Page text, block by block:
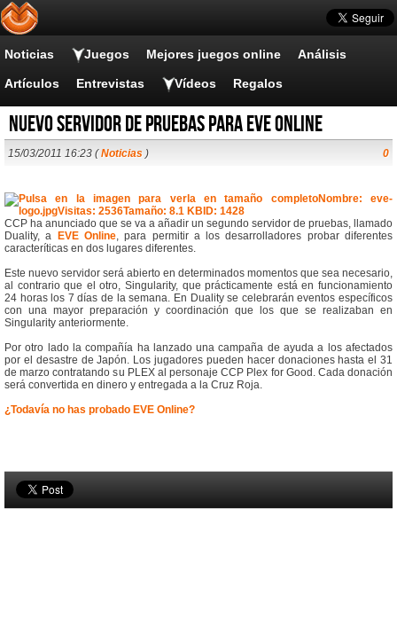
Noticias Juegos Mejores juegos online Análisis
Artículos Entrevistas Vídeos Regalos
Nuevo servidor de pruebas para EVE Online
15/03/2011 16:23 (Noticias ) 0
CCP ha anunciado que se va a añadir un segundo servidor de pruebas, llamado
Duality, a
EVE Online, para permitir a los desarrolladores probar diferentes
caracteríticas en dos lugares diferentes.
Este nuevo servidor será abierto en determinados momentos que sea necesario,
al contrario que el otro, Singularity, que prácticamente está en funcionamiento
24 horas los 7 días de la semana. En Duality se celebrarán eventos específicos
con una mayor preparación y coordinación que los que se realizaban en
Singularity anteriormente.
Por otro lado la compañía ha lanzado una campaña de ayuda a los afectados
por el desastre de Japón. Los jugadores pueden hacer donaciones hasta el 31
de marzo contratando su PLEX al personaje CCP Plex for Good. Cada donación
será convertida en dinero y entregada a la Cruz Roja.
¿Todavía no has probado EVE Online?